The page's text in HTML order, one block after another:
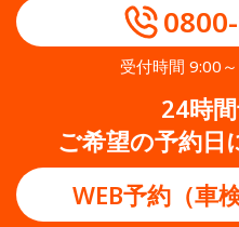
受付時間 9:00
24時
ご希望の予約日
WEB予約（車